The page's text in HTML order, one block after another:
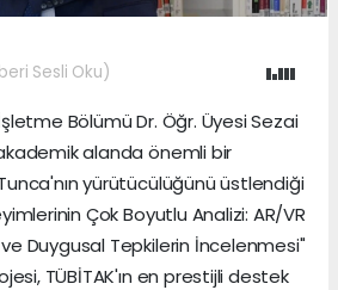
Sesli Oku)
Bölümü Dr. Öğr. Üyesi Sezai
alanda önemli bir
yürütücülüğünü üstlendiği
Çok Boyutlu Analizi: AR/VR
ve Duygusal Tepkilerin İncelenmesi"
TÜBİTAK'ın en prestijli destek